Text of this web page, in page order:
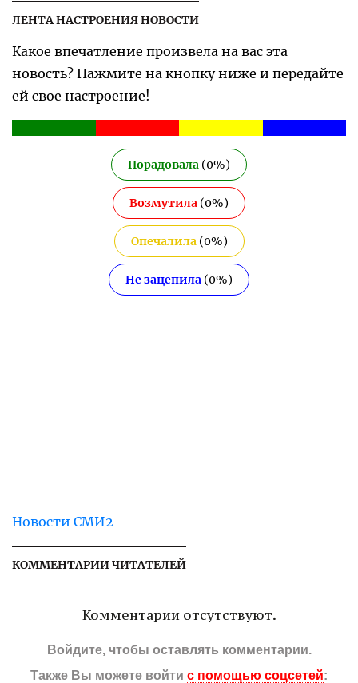
ЛЕНТА НАСТРОЕНИЯ НОВОСТИ
Какое впечатление произвела на вас эта
новость? Нажмите на кнопку ниже и передайте
ей свое настроение!
Порадовала (0%)
Возмутила (0%)
Опечалила(0%)
Не зацепила (0%)
Новости СМИ2
КОММЕНТАРИИ ЧИТАТЕЛЕЙ
Комментарии отсутствуют.
Войдите, чтобы оставлять комментарии.
Также Вы можете войти с помощью соцсетей: